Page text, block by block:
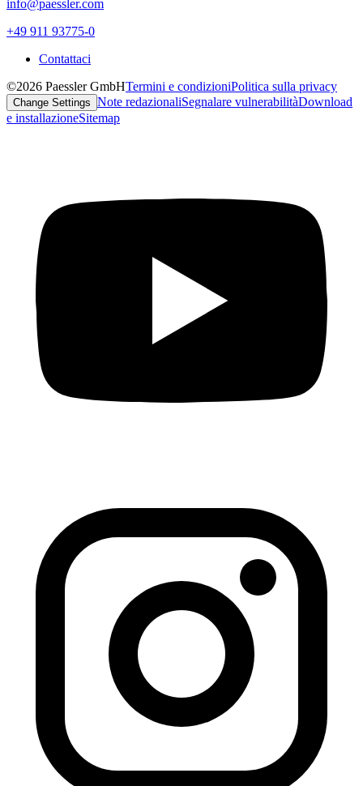
info@paessler.com
+49 911 93775-0
Contattaci
©2026 Paessler GmbHTermini e condizioniPolitica sulla privacy
Change Settings Note redazionaliSegnalare vulnerabilitàDownload
e installazioneSitemap